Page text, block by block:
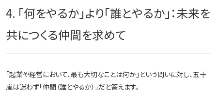
4. 「何をやるか」より「誰とやるか」：未来を
共につくる仲間を求めて
「起業や経営において、最も大切なことは何か」という問いに対し、五十
嵐は迷わず「仲間（誰とやるか）」だと答えます。